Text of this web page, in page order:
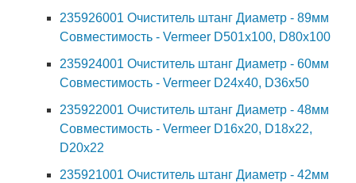
235926001 Очиститель штанг Диаметр - 89мм
Совместимость - Vermeer D501x100, D80x100
235924001 Очиститель штанг Диаметр - 60мм
Совместимость - Vermeer D24x40, D36x50
235922001 Очиститель штанг Диаметр - 48мм
Совместимость - Vermeer D16x20, D18x22,
D20x22
235921001 Очиститель штанг Диаметр - 42мм